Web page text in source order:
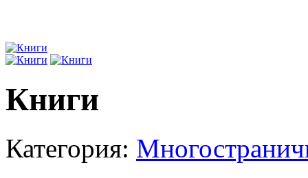
Книги
Категория: